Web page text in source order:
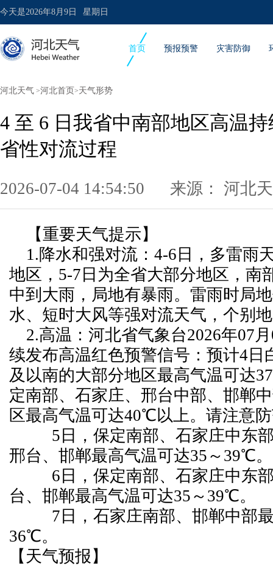
今天是2026年8月9日 星期日
首页 预报预警 灾害防御
河北天气 >河北首页 >天气形势
4 至 6 日我省中南部地区高温
省性对流过程
2026-07-04 14:54:50 来源： 河北
【重要天气提示】
1.降水和强对流：4-6日，多雷雨
地区，5-7日为全省大部分地区，南
中到大雨，局地有暴雨。雷雨时局
水、短时大风等强对流天气，个别
2.高温：河北省气象台2026年07
续发布高温红色预警信号：预计4日
及以南的大部分地区最高气温可达
定南部、石家庄、邢台中部、邯郸
区最高气温可达40℃以上。请注意
5日，保定南部、石家庄中东部
邢台、邯郸最高气温可达35～39℃。
6日，保定南部、石家庄中东部
台、邯郸最高气温可达35～39℃。
7日，石家庄南部、邯郸中部最
36℃。
【天气预报】